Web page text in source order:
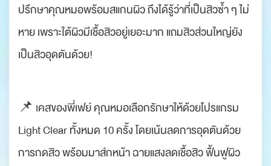
ปรึกษาคุณหมอพร้อมสแกนผิว ถึงได้รู้ว่าที่เป็นสิวซ้ำ ๆ ไม่
หาย เพราะใต้ผิวมีเชื้อสิวอยู่เยอะมาก แถมสิวส่วนใหญ่ยัง
เป็นสิวอุดตันด้วย!
📌 เคสของพี่เฟย์ คุณหมอเลือกรักษาให้ด้วยโปรแกรม
Light Clear ทั้งหมด 10 ครั้ง โดยเน้นลดการอุดตันด้วย
การกดสิว พร้อมมาส์กหน้า ฉายแสงลดเชื้อสิว ฟื้นฟูผิว